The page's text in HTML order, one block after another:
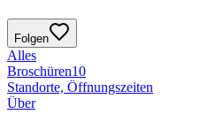
Folgen
Alles
Broschüren10
Standorte, Öffnungszeiten
Über